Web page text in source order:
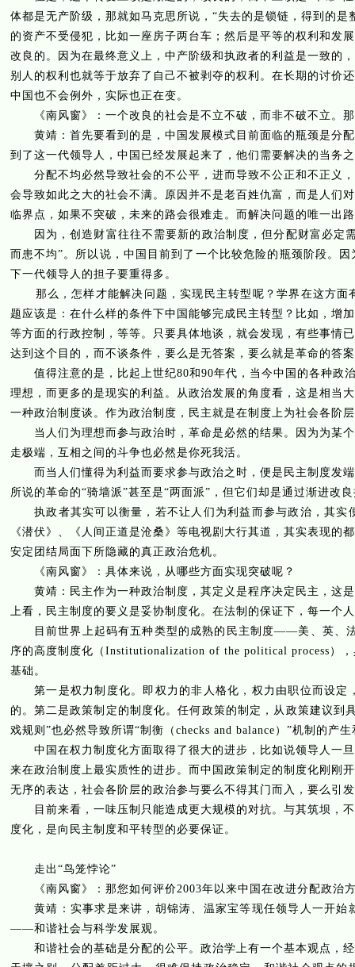
体都是无产阶级，那就如马克思所说，“失去的是锁链，得到的
的资产不受侵犯，比如一座房子两台车；然后是平等的权利和发
改良的。因为在最终意义上，中产阶级和执政者的利益是一致的
别人的权利也就等于放弃了自己不被剥夺的权利。在长期的讨价
中国也不会例外，实际也正在变。
《南风窗》：一个改良的社会是不立不破，而非不破不立。那
黄靖：首先要看到的是，中国发展模式目前面临的瓶颈是分
到了这一代领导人，中国已经发展起来了，他们需要解决的当务
分配不均必然导致社会的不公平，进而导致不公正和不正义，
会导致如此之大的社会不满。原因并不是老百姓仇富，而是人们
临界点，如果不突破，未来的路会很难走。而解决问题的唯一出
因为，创造财富往往不需要新的政治制度，但分配财富必定
而患不均”。所以说，中国目前到了一个比较危险的瓶颈阶段。
下一代领导人的担子要重得多。
那么，怎样才能解决问题，实现民主转型呢？学界在这方
题应该是：在什么样的条件下中国能够完成民主转型？比如，增
等方面的行政控制，等等。只要具体地谈，就会发现，有些事情
达到这个目的，而不谈条件，要么是无答案，要么就是革命的答
值得注意的是，比起上世纪80和 90年代，当今中国的各种政
理想，而更多的是现实的利益。从政治发展的角度看，这是相当
一种政治制度谈。作为政治制度，民主就是在制度上为社会各阶
当人们为理想而参与政治时，革命是必然的结果。因为为某个
走极端，互相之间的斗争也必然是你死我活。
而当人们懂得为利益而要求参与政治之时，便是民主制度发端
所说的革命的“骑墙派”甚至是“两面派”，但它们却是通过渐进改
执政者其实可以衡量，若不让人们为利益而参与政治，其实
《潜伏》、《人间正道是沧桑》等电视剧大行其道，其实表现
安定团结局面下所隐藏的真正政治危机。
《南风窗》：具体来说，从哪些方面实现突破呢？
黄靖：民主作为一种政治制度，其定义是程序决定民主，这是
上看，民主制度的要义是妥协制度化。在法制的保证下，每一个
目前世界上起码有五种类型的成熟的民主制度——美、英、
序的高度制度化（Institutionalization of the political process ）
基础。
第一是权力制度化。即权力的非人格化，权力由职位而设定
的。第二是政策制定的制度化。任何政策的制定，从政策建议
戏规则”也必然导致所谓“制衡（ checks and balance ）”机制的产
中国在权力制度化方面取得了很大的进步，比如说领导人一旦
来在政治制度上最实质性的进步。而中国政策制定的制度化刚刚
无序的表达，社会各阶层的政治参与要么不得其门而入，要么引
目前来看，一味压制只能造成更大规模的对抗。与其筑坝，不
度化，是向民主制度和平转型的必要保证。
走出“鸟笼悖论”
《南风窗》：那您如何评价2003年以来中国在改进分配政治
黄靖：实事求是来讲，胡锦涛、温家宝等现任领导人一开始
——和谐社会与科学发展观。
和谐社会的基础是分配的公平。政治学上有一个基本观点，经